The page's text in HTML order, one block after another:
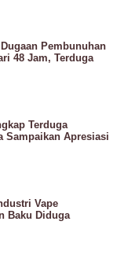
Pembunuhan
48 Jam, Terduga
Terduga
Sampaikan Apresiasi
Vape
Baku Diduga